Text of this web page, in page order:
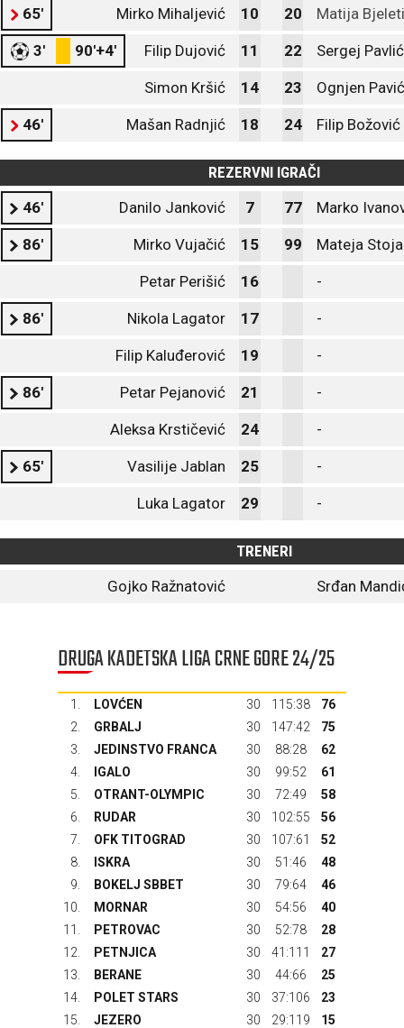
65' Mirko Mihaljević 10 20 Matija
3' 90'+4' Filip Dujović 11 22 Sergej
Simon Kršić 14 23 Ognjen
46' Mašan Radnjić 18 24 Filip Božović
REZERVNI IGRAČI
46'
Danilo Janković 7 77 Marko
86' Mirko Vujačić 15 99 Mateja
Petar Perišić 16 -
86' Nikola Lagator 17 -
Filip Kaluđerović 19 -
86' Petar Pejanović 21 -
Aleksa Krstičević 24 -
65' Vasilije Jablan 25 -
Luka Lagator 29 -
TRENERI
Gojko Ražnatović
Srđan
DRUGA KADETSKA LIGA CRNE GORE 24/25
1. LOVĆEN 30 115:38
76
2.
GRBALJ 30 147:42
75
3.
JEDINSTVO FRANCA 30 88:28
62
4.
IGALO 30 99:52
61
5.
OTRANT-OLYMPIC 30 72:49
58
6.
RUDAR 30 102:55
56
7.
OFK TITOGRAD 30 107:61
52
8.
ISKRA 30 51:46
48
9.
BOKELJ SBBET 30 79:64
46
10.
MORNAR 30 54:56
40
11.
PETROVAC 30 52:78
28
12.
PETNJICA 30 41:111
27
13.
BERANE 30 44:66
25
14.
POLET STARS 30 37:106
23
15.
JEZERO 30 29:119
15